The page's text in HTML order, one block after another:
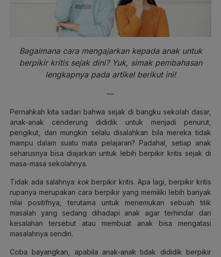
Bagaimana cara mengajarkan kepada anak untuk
berpikir kritis sejak dini? Yuk, simak pembahasan
lengkapnya pada artikel berikut ini!
—
Pernahkah kita sadari bahwa sejak di bangku sekolah dasar,
anak-anak cenderung dididik untuk menjadi penurut,
pengikut, dan mungkin selalu disalahkan bila mereka tidak
mampu dalam suatu mata pelajaran? Padahal, setiap anak
seharusnya bisa diajarkan untuk lebih berpikir kritis sejak di
masa-masa sekolahnya.
Tidak ada salahnya kokberpikir kritis. Apa lagi, berpikir kritis
rupanya merupakan cara berpikir yang memiliki lebih banyak
nilai positifnya, terutama untuk menemukan sebuah titik
masalah yang sedang dihadapi anak agar terhindar dari
kesalahan tersebut atau membuat anak bisa mengatasi
masalahnya sendiri.
Coba bayangkan, apabila anak-anak tidak dididik berpikir